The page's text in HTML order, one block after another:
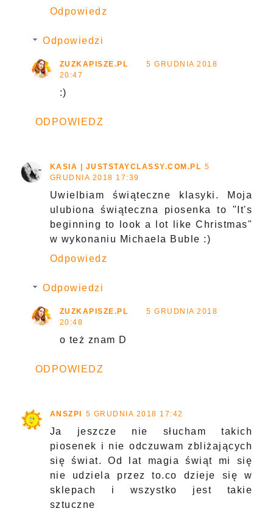
Odpowiedz
Odpowiedzi
ZUZKAPISZE.PL
5 GRUDNIA 2018
20:47
:)
ODPOWIEDZ
KASIA | JUSTSTAYCLASSY.COM.PL 5
GRUDNIA 2018 17:39
Uwielbiam świąteczne klasyki. Moja
ulubiona świąteczna piosenka to "It's
beginning to look a lot like Christmas"
w wykonaniu Michaela Buble :)
Odpowiedz
Odpowiedzi
ZUZKAPISZE.PL
5 GRUDNIA 2018
20:48
o też znam D
ODPOWIEDZ
ANSZPI 5 GRUDNIA 2018 17:42
Ja jeszcze nie słucham takich
piosenek i nie odczuwam zbliżających
się świat. Od lat magia świąt mi się
nie udziela przez to.co dzieje się w
sklepach i wszystko jest takie
sztuczne